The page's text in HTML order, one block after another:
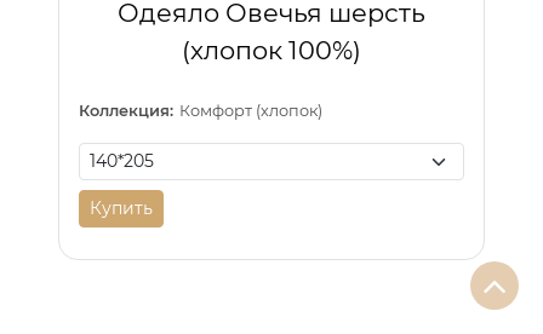
Одеяло Овечья шерсть
(хлопок 100%)
Коллекция: Комфорт (хлопок)
Купить